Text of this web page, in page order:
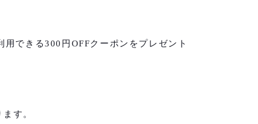
できる300円OFFクーポンをプレゼント
す。